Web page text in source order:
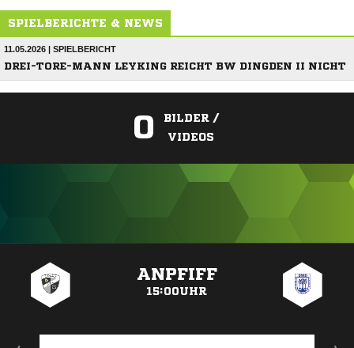
SPIELBERICHTE & NEWS
11.05.2026 | SPIELBERICHT
DREI-TORE-MANN LEYKING REICHT BW DINGDEN II NICHT
0
BILDER /
VIDEOS
ANPFIFF
15:00UHR